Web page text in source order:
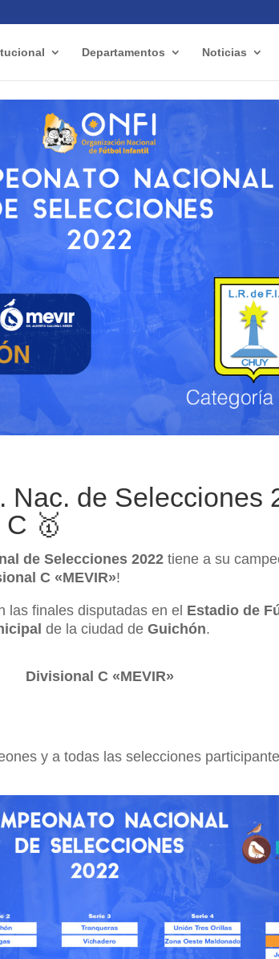
Departamentos Noticias
Nac. de Selecciones
🥇
de Selecciones 2022 tiene a su
C «MEVIR»!
las finales disputadas en el Estadio de
de la ciudad de Guichón.
Divisional C «MEVIR»
y a todas las selecciones